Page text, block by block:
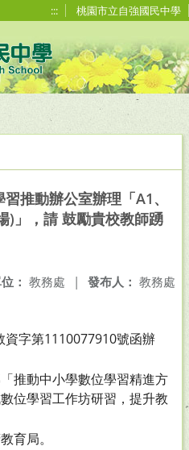
::: 桃園市立自強國民中學
推動辦公室辦理「A1、
)」，請 鼓勵貴校教師踴
發布人： 教務處
： 教務處 |
字第1110077910號函辦
推動中小學數位學習精進方
位學習工作坊研習，提升教
育局。